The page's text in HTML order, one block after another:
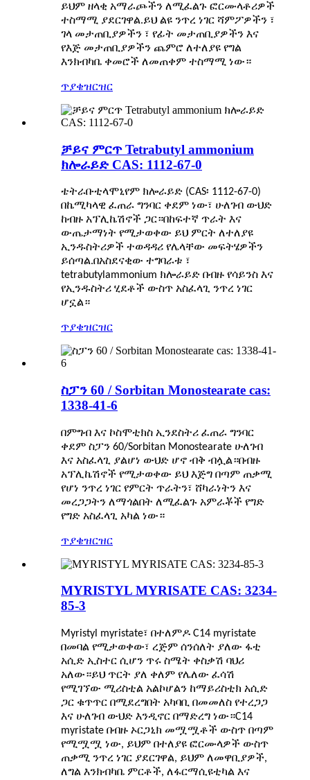
ይህም ዘላቂ አማራጮችን ለሚፈልጉ ፎርሙላቶሪዎች
ተስማሚ ያደርገዋል.ይህ ልዩ ንጥረ ነገር ሻምፖዎችን ፣
ገላ መታጠቢያዎችን ፣ የፊት መታጠቢያዎችን እና
የእጅ መታጠቢያዎችን ጨምሮ ለተለያዩ የግል
እንክብካቤ ቀመሮች ለመጠቀም ተስማሚ ነው።
ጥያቄዝርዝር
ቻይና ምርጥ Tetrabutyl ammonium
ክሎራይድ CAS: 1112-67-0
ቴትራቡቲላሞኒየም ክሎራይድ (CAS፡ 1112-67-0)
በኬሚካላዊ ፈጠራ ግንባር ቀደም ነው፣ ሁለገብ ውህድ
ከብዙ አፕሊኬሽኖች ጋር።በከፍተኛ ጥራት እና
ውጤታማነት የሚታወቀው ይህ ምርት ለተለያዩ
ኢንዱስትሪዎች ተወዳዳሪ የሌላቸው መፍትሄዎችን
ይሰጣል.በአስደናቂው ተግባራቱ ፣
tetrabutylammonium ክሎራይድ በብዙ የሳይንስ እና
የኢንዱስትሪ ሂደቶች ውስጥ አስፈላጊ ንጥረ ነገር
ሆኗል።
ጥያቄዝርዝር
ስፓን 60 / Sorbitan Monostearate cas:
1338-41-6
በምግብ እና ኮስሞቲክስ ኢንደስትሪ ፈጠራ ግንባር
ቀደም ስፓን 60/Sorbitan Monostearate ሁለገብ
እና አስፈላጊ ያልሆነ ውህድ ሆኖ ብቅ ብሏል።በብዙ
አፕሊኬሽኖች የሚታወቀው ይህ እጅግ በጣም ጠቃሚ
የሆነ ንጥረ ነገር የምርት ጥራትን፣ ሸካራነትን እና
መረጋጋትን ለማጎልበት ለሚፈልጉ አምራቾች የግድ
የግድ አስፈላጊ አካል ነው።
ጥያቄዝርዝር
MYRISTYL MYRISATE CAS: 3234-
85-3
Myristyl myristate፣ በተለምዶ C14 myristate
በመባል የሚታወቀው፣ ረጅም ሰንሰለት ያለው ፋቲ
አሲድ ኢስተር ሲሆን ጥሩ ስሜት ቀስቃሽ ባህሪ
አለው።ይህ ጥርት ያለ ቀለም የሌለው ፈሳሽ
የሚገኘው ሚሪስቲል አልኮሆልን ከማይሪስቲክ አሲድ
ጋር ቁጥጥር በሚደረግበት አካባቢ በመመለስ የተረጋጋ
እና ሁለገብ ውህድ እንዲኖር በማድረግ ነው።C14
myristate በብዙ ኦርጋኒክ መሟሟቶች ውስጥ በጣም
የሚሟሟ ነው, ይህም በተለያዩ ፎርሙላዎች ውስጥ
ጠቃሚ ንጥረ ነገር ያደርገዋል, ይህም ለመዋቢያዎች,
ለግል እንክብካቤ ምርቶች, ለፋርማሲዩቲካል እና